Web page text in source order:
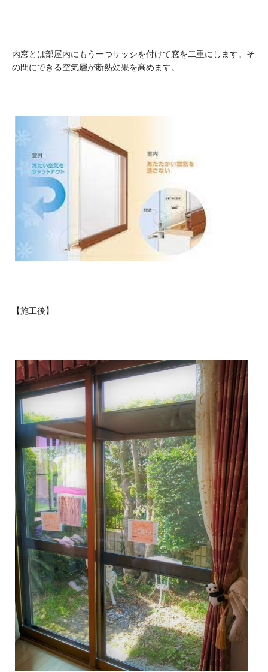
内窓とは部屋内にもう一つサッシを付けて窓を二重にします。そ
の間にできる空気層が断熱効果を高めます。
【施工後】